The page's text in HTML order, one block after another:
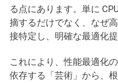
る点にあります。単に
摘するだけでなく、なぜ
接特定し、明確な最適化
これにより、性能最適化
依存する「芸術」から、